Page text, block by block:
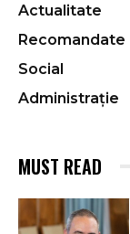
Actualitate
Recomandate
Social
Administrație
MUST READ